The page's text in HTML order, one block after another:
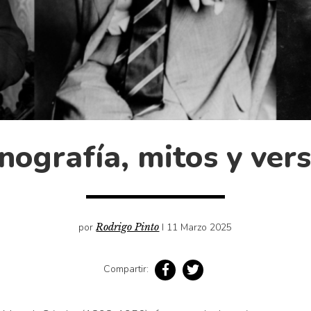
mitos y
porRodrigo Pinto I 11 Marzo 2025
Compartir: